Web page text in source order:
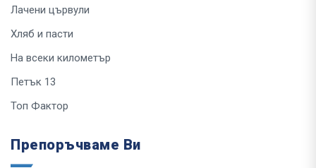
Лачени цървули
Хляб и пасти
На всеки километър
Петък 13
Топ Фактор
Препоръчваме Ви